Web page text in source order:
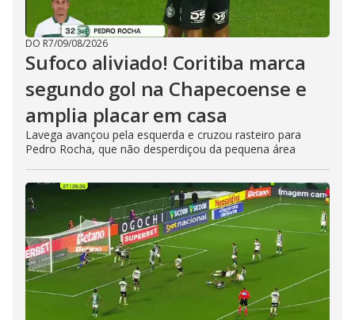
DO R7/09/08/2026
Sufoco aliviado! Coritiba marca
segundo gol na Chapecoense e
amplia placar em casa
Lavega avançou pela esquerda e cruzou rasteiro para
Pedro Rocha, que não desperdiçou da pequena área